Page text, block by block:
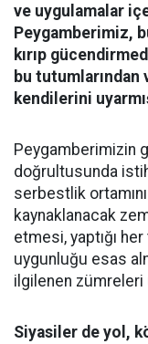
ve uygulamalar
Peygamberimiz,
kırıp
bu
kendilerini
Peygamberimizin
doğrultusunda
serbestlik ortamını
kaynaklanacak
etmesi, yaptığı
uygunluğu esas
ilgilenen zümreleri
Siyasiler de yol,